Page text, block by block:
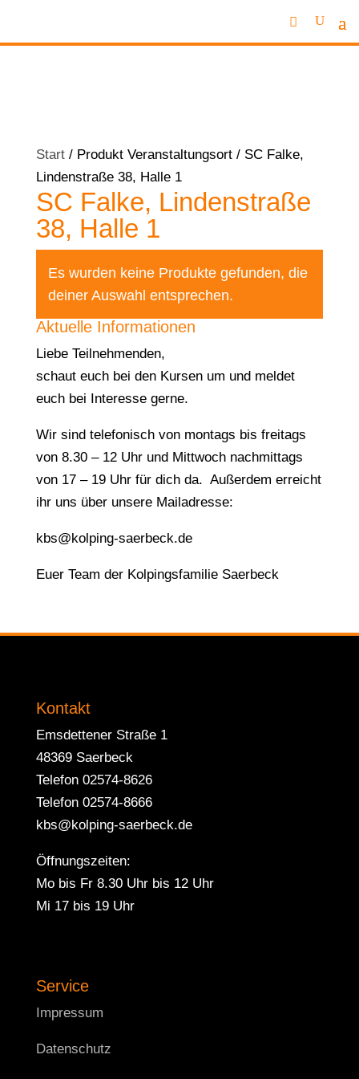
Start/ Produkt Veranstaltungsort / SC Falke,
Lindenstraße 38, Halle 1
SC Falke, Lindenstraße
38, Halle 1
Es wurden keine Produkte gefunden, die
deiner Auswahl entsprechen.
Aktuelle Informationen
Liebe Teilnehmenden,
schaut euch bei den Kursen um und meldet
euch bei Interesse gerne.
Wir sind telefonisch von montags bis freitags
von 8.30 – 12 Uhr und Mittwoch nachmittags
von 17 – 19 Uhr für dich da. Außerdem erreicht
ihr uns über unsere Mailadresse:
kbs@kolping-saerbeck.de
Euer Team der Kolpingsfamilie Saerbeck
Kontakt
Emsdettener Straße 1
48369 Saerbeck
Telefon 02574-8626
Telefon 02574-8666
kbs@kolping-saerbeck.de
Öffnungszeiten:
Mo bis Fr 8.30 Uhr bis 12 Uhr
Mi 17 bis 19 Uhr
Service
Impressum
Datenschutz